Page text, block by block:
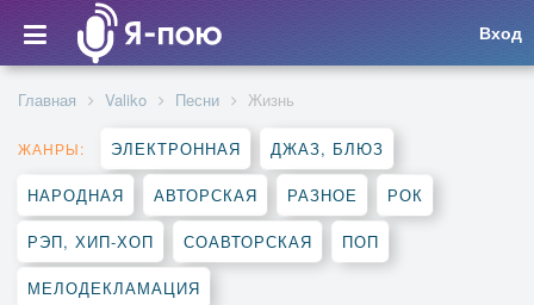
Вход
Главная Valiko Песни Жизнь
ЖАНРЫ: ЭЛЕКТРОННАЯ ДЖАЗ, БЛЮЗ
НАРОДНАЯ АВТОРСКАЯ РАЗНОЕ РОК
РЭП, ХИП-ХОП СОАВТОРСКАЯ ПОП
МЕЛОДЕКЛАМАЦИЯ